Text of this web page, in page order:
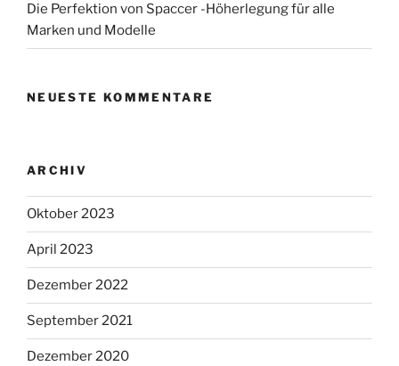
Die Perfektion von Spaccer -Höherlegung für alle
Marken und Modelle
NEUESTE KOMMENTARE
ARCHIV
Oktober 2023
April 2023
Dezember 2022
September 2021
Dezember 2020